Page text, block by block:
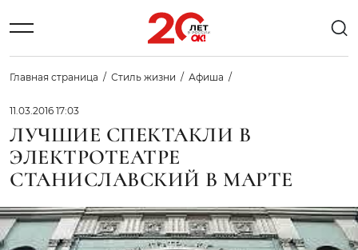
Главная страница Стиль жизни Афиша
11.03.2016 17:03
ЛУЧШИЕ СПЕКТАКЛИ В
ЭЛЕКТРОТЕАТРЕ
СТАНИСЛАВСКИЙ В МАРТЕ